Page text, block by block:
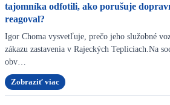
tajomníka odfotili, ako porušuje
reagoval?
Igor Choma vysvetľuje, prečo jeho služobné
zákazu zastavenia v Rajeckých Tepliciach.Na
obv…
Zobraziť viac